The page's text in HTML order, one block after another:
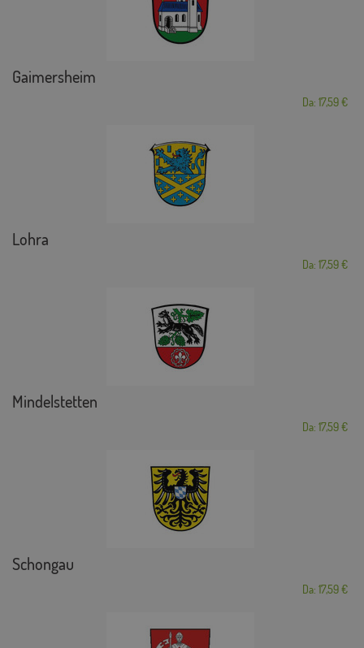
Gaimersheim
Da: 17,59 €
Lohra
Da: 17,59 €
Mindelstetten
Da: 17,59 €
Schongau
Da: 17,59 €